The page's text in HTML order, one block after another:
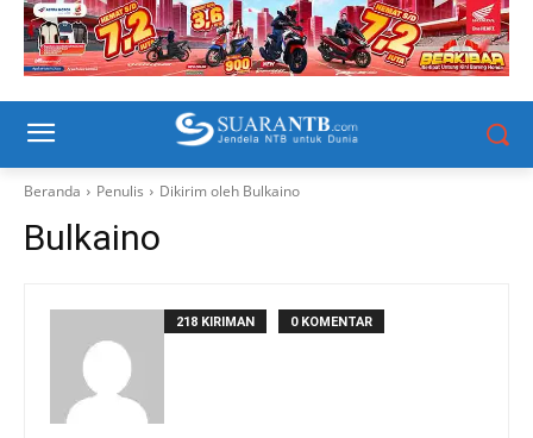
Beranda Penulis Dikirim oleh Bulkaino
Bulkaino
218 KIRIMAN 0 KOMENTAR